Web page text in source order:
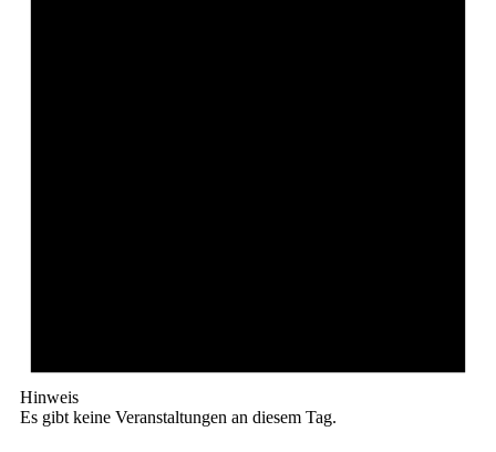
Hinweis
Es gibt keine Veranstaltungen an diesem Tag.